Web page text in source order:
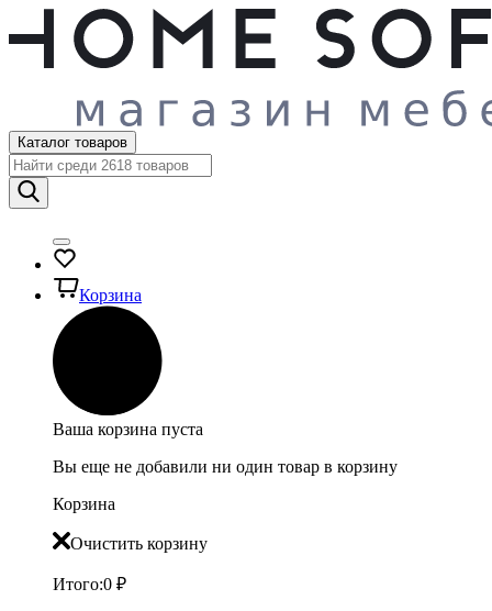
Каталог товаров
Корзина
Ваша корзина пуста
Вы еще не добавили ни один товар в корзину
Корзина
Очистить корзину
Итого:0 ₽